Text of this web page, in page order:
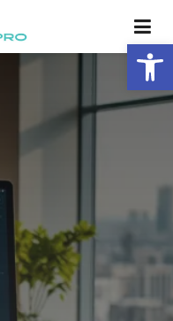
פתח סרגל נגישות